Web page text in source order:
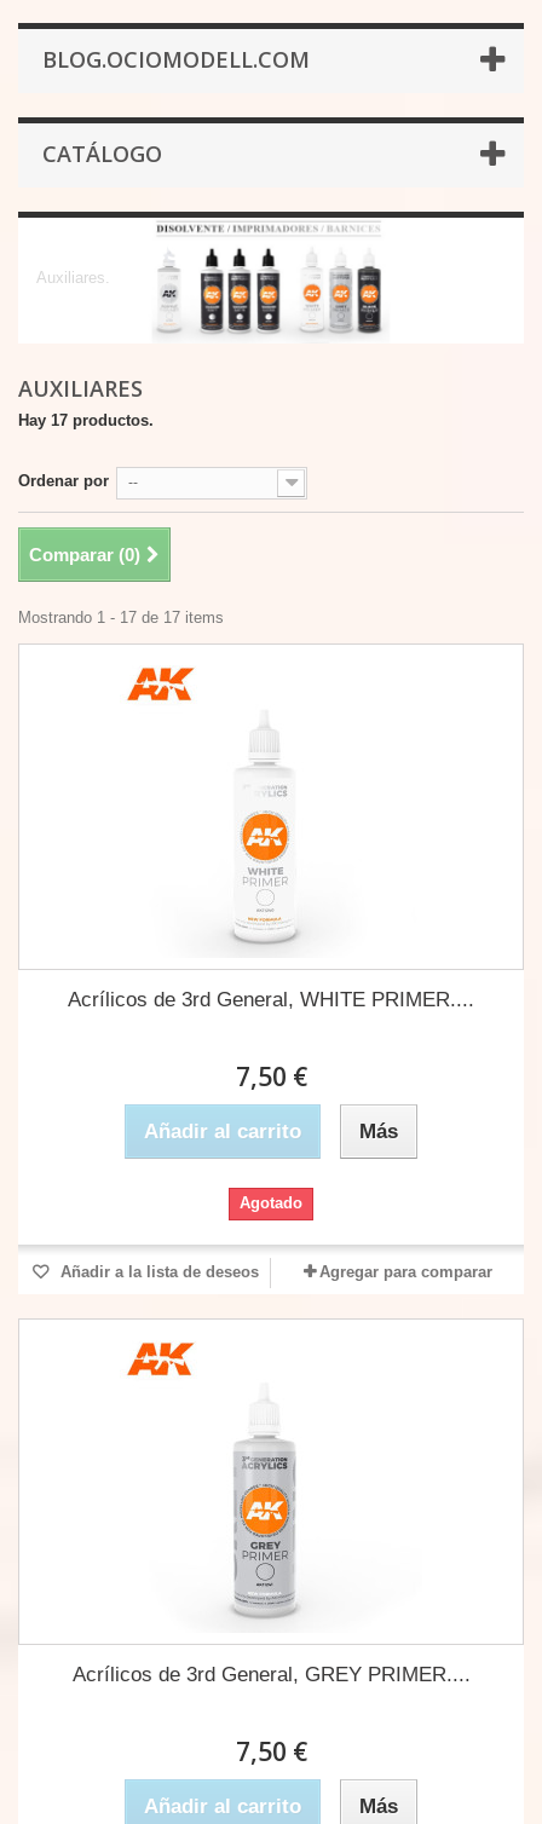
BLOG.OCIOMODELL.COM
CATÁLOGO
Auxiliares
Auxiliares.
AUXILIARES
Hay 17 productos.
Ordenar por --
Comparar (0)
Mostrando 1 - 17 de 17 items
Acrílicos de 3rd General, WHITE PRIMER....
7,50 €
Añadir al carrito Más
Agotado
Añadir a la lista de deseos Agregar para comparar
Acrílicos de 3rd General, GREY PRIMER....
7,50 €
Añadir al carrito Más